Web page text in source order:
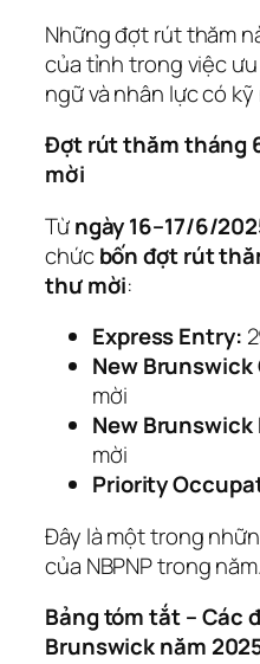
Những đợt rút thăm
của tỉnh trong việc
ngữ và nhân lực có
Đợt rút thăm tháng
mời
Từngày 16–17/6/
chứcbốn đợt rút
thư mời:
Express Entry:
New
mời
New Brunswick
mời
Priority
Đây là một trong
của NBPNP trong năm.
Bảng tóm tắt – Các
Brunswick năm